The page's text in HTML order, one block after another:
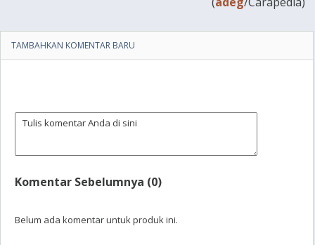
TAMBAHKAN KOMENTAR BARU
Komentar Sebelumnya (0)
Belum ada komentar untuk produk ini.